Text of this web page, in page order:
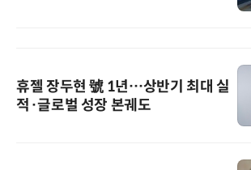
휴젤 장두현 號 1년…상반기 최대 실
적·글로벌 성장 본궤도